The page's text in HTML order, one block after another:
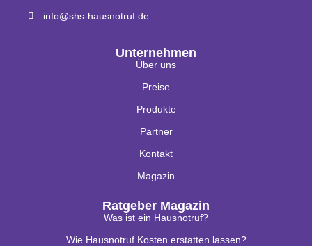
info@shs-hausnotruf.de
Unternehmen
Über uns
Preise
Produkte
Partner
Kontakt
Magazin
Ratgeber Magazin
Was ist ein Hausnotruf?
Wie Hausnotruf Kosten erstatten lassen?